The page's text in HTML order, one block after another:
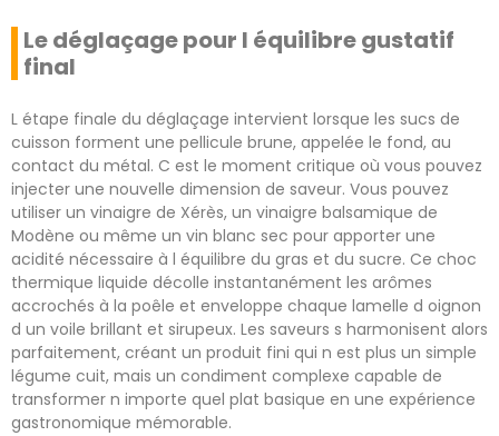
Le déglaçage pour l équilibre gustatif
final
L étape finale du déglaçage intervient lorsque les sucs de
cuisson forment une pellicule brune, appelée le fond, au
contact du métal. C est le moment critique où vous pouvez
injecter une nouvelle dimension de saveur. Vous pouvez
utiliser un vinaigre de Xérès, un vinaigre balsamique de
Modène ou même un vin blanc sec pour apporter une
acidité nécessaire à l équilibre du gras et du sucre. Ce choc
thermique liquide décolle instantanément les arômes
accrochés à la poêle et enveloppe chaque lamelle d oignon
d un voile brillant et sirupeux. Les saveurs s harmonisent alors
parfaitement, créant un produit fini qui n est plus un simple
légume cuit, mais un condiment complexe capable de
transformer n importe quel plat basique en une expérience
gastronomique mémorable.